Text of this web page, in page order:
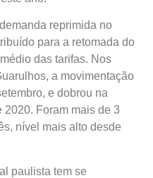
reprimida no
para a retomada do
das tarifas. Nos
a movimentação
e dobrou na
2020. Foram mais de 3
nível mais alto desde
paulista tem se